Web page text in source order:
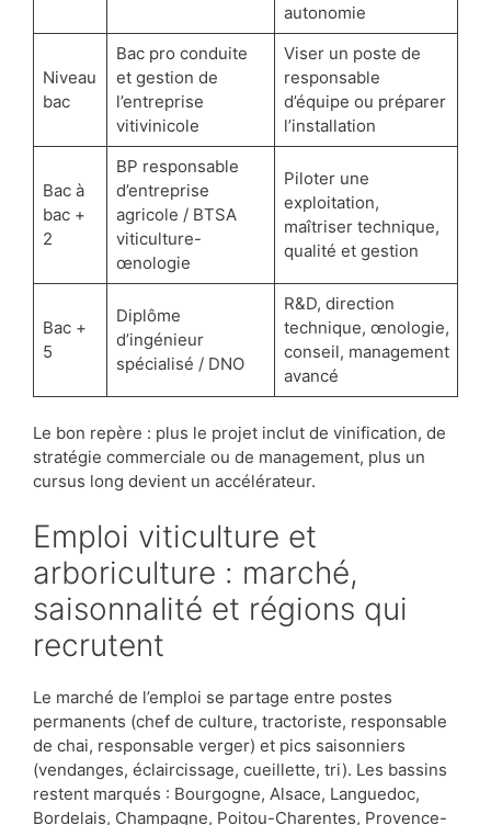
autonomie
Niveau
bac
Bac pro conduite
et gestion de
l’entreprise
vitivinicole
Viser un poste de
responsable
d’équipe ou préparer
l’installation
Bac à
bac +
2
BP responsable
d’entreprise
agricole / BTSA
viticulture-
œnologie
Piloter une
exploitation,
maîtriser technique,
qualité et gestion
Bac +
5
Diplôme
d’ingénieur
spécialisé / DNO
R&D, direction
technique, œnologie,
conseil, management
avancé
Le bon repère : plus le projet inclut de vinification, de
stratégie commerciale ou de management, plus un
cursus long devient un accélérateur.
Emploi viticulture et
arboriculture : marché,
saisonnalité et régions qui
recrutent
Le marché de l’emploi se partage entre postes
permanents (chef de culture, tractoriste, responsable
de chai, responsable verger) et pics saisonniers
(vendanges, éclaircissage, cueillette, tri). Les bassins
restent marqués : Bourgogne, Alsace, Languedoc,
Bordelais, Champagne, Poitou-Charentes, Provence-